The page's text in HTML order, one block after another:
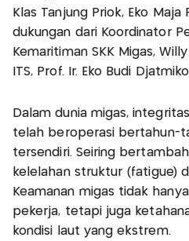
Klas Tanjung Priok, Eko Maja
dukungan dari Koordinator
Kemaritiman SKK Migas,
ITS, Prof. Ir. Eko Budi
Dalam dunia migas,
telah beroperasi bertahun-
tersendiri. Seiring
kelelahan struktur (fatigue)
Keamanan migas tidak
pekerja, tetapi juga
kondisi laut yang ekstrem.